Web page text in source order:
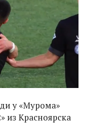
у «Мурома»
из Красноярска